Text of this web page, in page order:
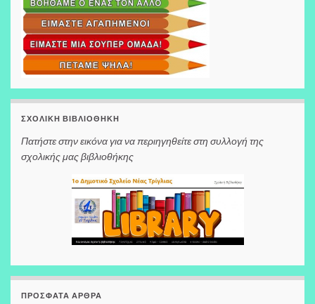
ΣΧΟΛΙΚΉ ΒΙΒΛΙΟΘΉΚΗ
Πατήστε στην εικόνα για να περιηγηθείτε στη συλλογή της
σχολικής μας βιβλιοθήκης
ΠΡΌΣΦΑΤΑ ΆΡΘΡΑ